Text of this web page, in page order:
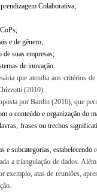
Colaborativa;
e de gênero;
de suas empresas;
de inovação.
que atendia aos critérios
(2010).
por Bardin (2016), que
o conteúdo e organização do
frases ou trechos
e subcategorias,
a triangulação de dados.
atas de reuniões,